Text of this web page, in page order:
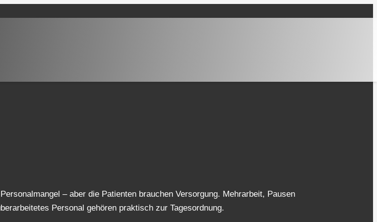
– aber die Patienten brauchen Versorgung. Mehrarbeit, Pausen
Personal gehören praktisch zur Tagesordnung.